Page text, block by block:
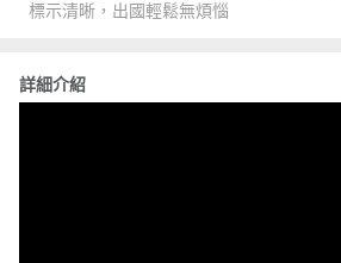
標示清晰，出國輕鬆無煩惱
詳細介紹